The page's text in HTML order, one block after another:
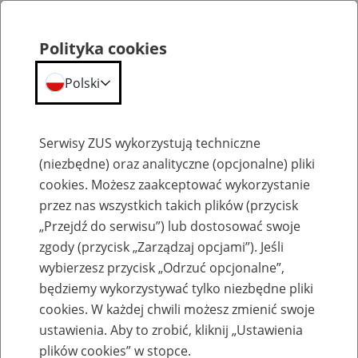
Emerytury
Baza zlikwidowanych lub
przekształconych zakładów pracy
Polityka cookies
Polski
Serwisy ZUS wykorzystują techniczne
(niezbędne) oraz analityczne (opcjonalne) pliki
cookies. Możesz zaakceptować wykorzystanie
przez nas wszystkich takich plików (przycisk
„Przejdź do serwisu”) lub dostosować swoje
zgody (przycisk „Zarządzaj opcjami”). Jeśli
wybierzesz przycisk „Odrzuć opcjonalne”,
będziemy wykorzystywać tylko niezbędne pliki
cookies. W każdej chwili możesz zmienić swoje
ustawienia. Aby to zrobić, kliknij „Ustawienia
plików cookies” w stopce.